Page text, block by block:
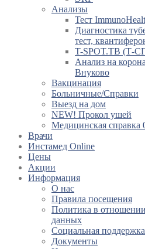
Анализы
Тест
Диагностика
тест,
T-SPOT.TB (Т-
Анализ на
Внуково
Вакцинация
Больничные/Справки
Выезд на дом
NEW! Прокол ушей
Медицинская
Врачи
Инстамед Online
Цены
Акции
Информация
О нас
Правила посещения
Политика в
данных
Социальная поддержка
Документы